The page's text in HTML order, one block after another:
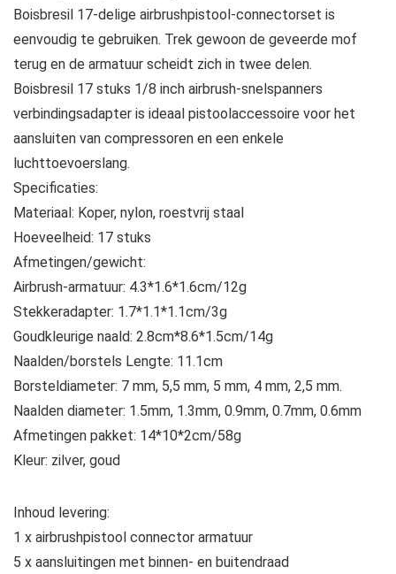
Boisbresil 17-delige airbrushpistool-connectorset is
eenvoudig te gebruiken. Trek gewoon de geveerde mof
terug en de armatuur scheidt zich in twee delen.
Boisbresil 17 stuks 1/8 inch airbrush-snelspanners
verbindingsadapter is ideaal pistoolaccessoire voor het
aansluiten van compressoren en een enkele
luchttoevoerslang.
Specificaties:
Materiaal: Koper, nylon, roestvrij staal
Hoeveelheid: 17 stuks
Afmetingen/gewicht:
Airbrush-armatuur: 4.3*1.6*1.6cm/12g
Stekkeradapter: 1.7*1.1*1.1cm/3g
Goudkleurige naald: 2.8cm*8.6*1.5cm/14g
Naalden/borstels Lengte: 11.1cm
Borsteldiameter: 7 mm, 5,5 mm, 5 mm, 4 mm, 2,5 mm.
Naalden diameter: 1.5mm, 1.3mm, 0.9mm, 0.7mm, 0.6mm
Afmetingen pakket: 14*10*2cm/58g
Kleur: zilver, goud
Inhoud levering:
1 x airbrushpistool connector armatuur
5 x aansluitingen met binnen- en buitendraad